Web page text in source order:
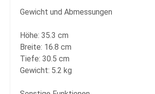
Gewicht und Abmessungen
Höhe: 35.3 cm
Breite: 16.8 cm
Tiefe: 30.5 cm
Gewicht: 5.2 kg